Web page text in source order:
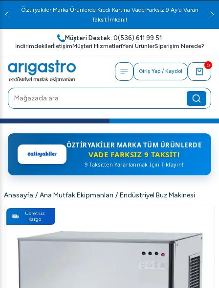
Öztiryakiler Marka Ürünlerde Kredi Kartına Vade Farksız 9 Ay'a Varan
Taksit İmkanı!
Müşteri Destek: 0(536) 611 99 51
İndirimdekilerİletişimMüşteri HizmetleriYeni ÜrünlerSiparişim Nerede?
Giriş Yap / Kaydol
0
ÖZTIRYAKILER MARKA TÜM ÜRÜNLERDE
VADE FARKSIZ 9 TAKSIT!
9 Taksitten Yararlanmak İçin Tıklayın!
Anasayfa / Ana Mutfak Ekipmanları / Endüstriyel Buz Makinesi
Ücretsiz
Kargo